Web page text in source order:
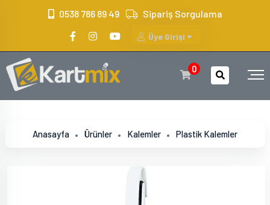
0538 786 89 49 Sipariş Sorgulama
Üye Girişi
0
Anasayfa Ürünler Kalemler Plastik Kalemler